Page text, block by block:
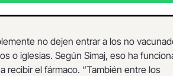
no dejen entrar a los no
o iglesias. Según Simaj, eso ha
recibir el fármaco. “También entre los